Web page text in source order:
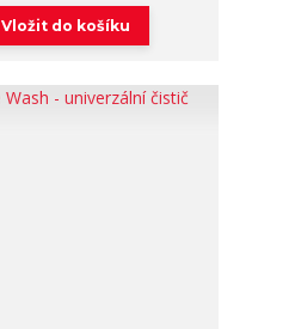
Vložit do košíku